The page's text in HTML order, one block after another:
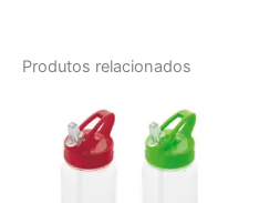
Produtos relacionados